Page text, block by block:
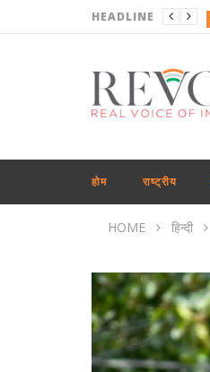
HEADLINE
होम राष्ट्रीय
HOME हिन्दी